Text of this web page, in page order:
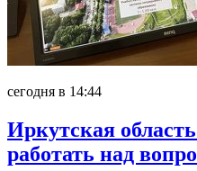
сегодня в 14:44
Иркутская
работать над